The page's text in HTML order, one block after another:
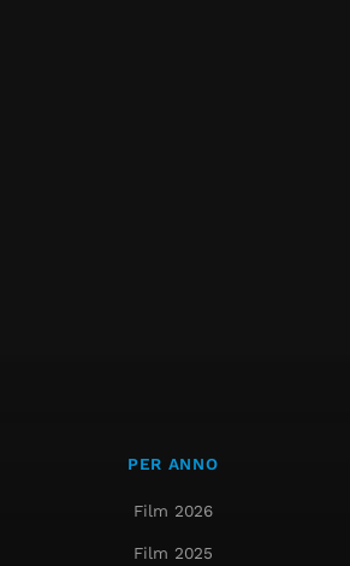
PER ANNO
Film 2026
Film 2025